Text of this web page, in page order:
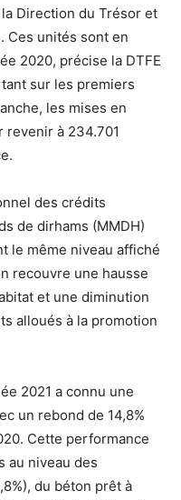
Direction du Trésor et
Ces unités sont en
2020, précise la DTFE
sur les premiers
les mises en
revenir à 234.701
des crédits
de dirhams (MMDH)
le même niveau affiché
recouvre une hausse
et une diminution
alloués à la promotion
2021 a connu une
un rebond de 14,8%
Cette performance
au niveau des
du béton prêt à